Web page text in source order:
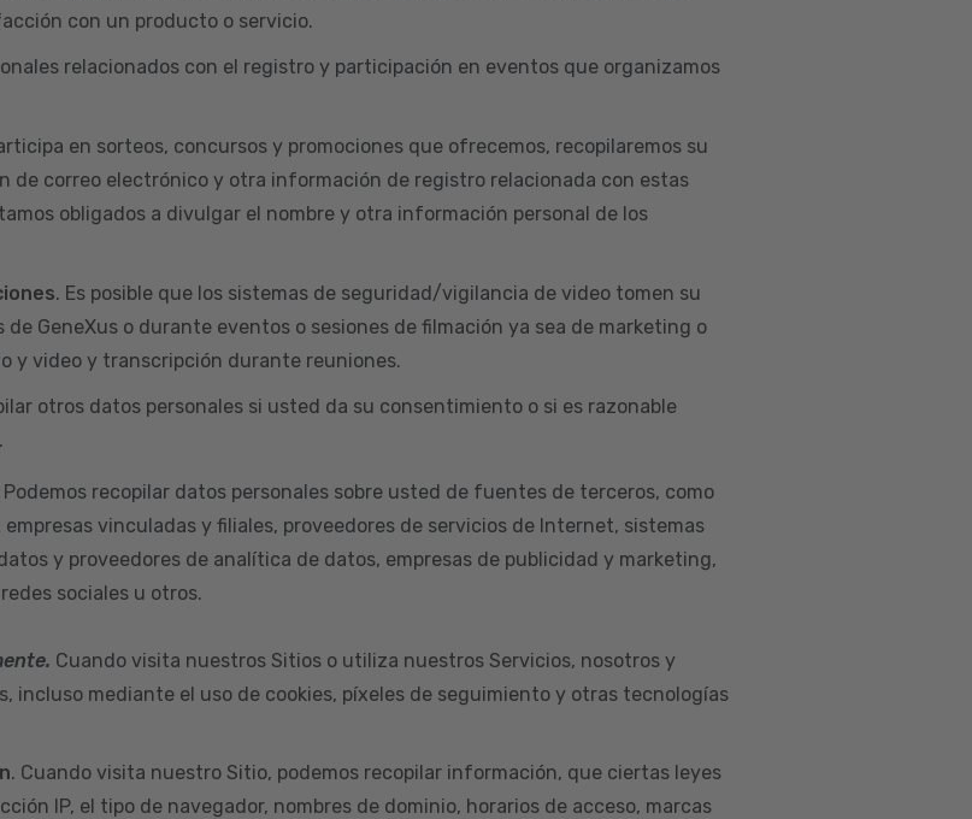
con un producto o servicio.
relacionados con el registro y participación en eventos que organizamos
en sorteos, concursos y promociones que ofrecemos, recopilaremos su
de correo electrónico y otra información de registro relacionada con estas
obligados a divulgar el nombre y otra información personal de los
. Es posible que los sistemas de seguridad/vigilancia de video tomen su
GeneXus o durante eventos o sesiones de filmación ya sea de marketing o
y video y transcripción durante reuniones.
otros datos personales si usted da su consentimiento o si es razonable
Podemos recopilar datos personales sobre usted de fuentes de terceros, como
vinculadas y filiales, proveedores de servicios de Internet, sistemas
y proveedores de analítica de datos, empresas de publicidad y marketing,
sociales u otros.
Cuando visita nuestros Sitios o utiliza nuestros Servicios, nosotros y
incluso mediante el uso de cookies, píxeles de seguimiento y otras tecnologías
. Cuando visita nuestro Sitio, podemos recopilar información, que ciertas leyes
IP, el tipo de navegador, nombres de dominio, horarios de acceso, marcas